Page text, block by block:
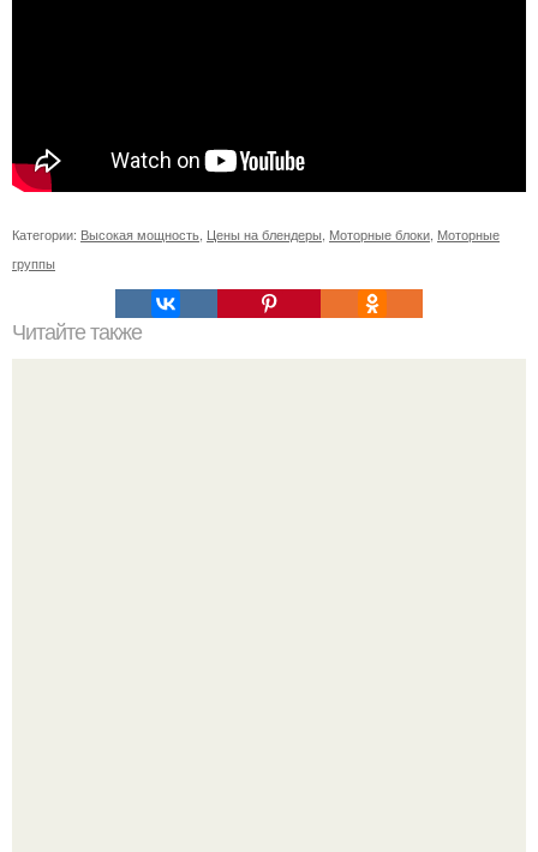
Категории: Высокая мощность Цены на блендеры Моторные блоки Моторные
группы
Читайте также